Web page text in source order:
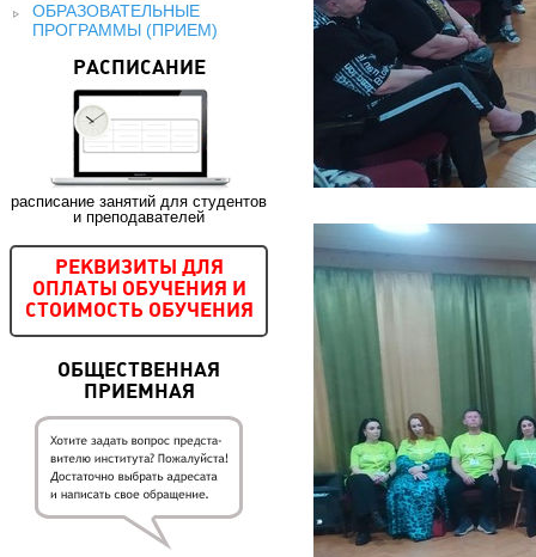
ОБРАЗОВАТЕЛЬНЫЕ
ПРОГРАММЫ (ПРИЕМ)
РАСПИСАНИЕ
расписание занятий для студентов
и преподавателей
РЕКВИЗИТЫ ДЛЯ
ОПЛАТЫ ОБУЧЕНИЯ И
СТОИМОСТЬ ОБУЧЕНИЯ
ОБЩЕСТВЕННАЯ
ПРИЕМНАЯ